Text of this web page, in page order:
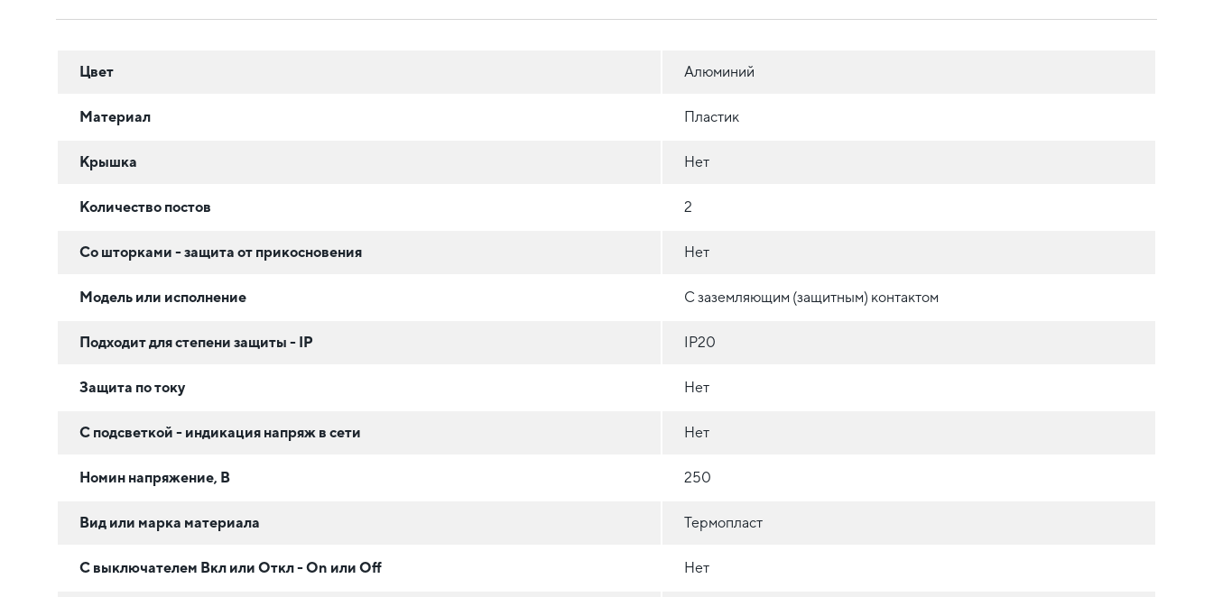
Цвет Алюминий
Материал Пластик
Крышка Нет
Количество постов 2
Со шторками - защита от прикосновения Нет
Модель или исполнение С заземляющим (защитным) контактом
Подходит для степени защиты - IP IP20
Защита по току Нет
С подсветкой - индикация напряж в сети Нет
Номин напряжение, В 250
Вид или марка материала Термопласт
С выключателем Вкл или Откл - On или Off Нет